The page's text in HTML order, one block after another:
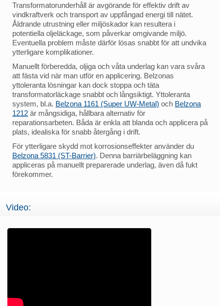
Transformatorunderhåll är avgörande för effektiv drift av
vindkraftverk och transport av uppfångad energi till nätet.
Åldrande utrustning eller miljöskador kan resultera i
potentiella oljeläckage, som påverkar omgivande miljö.
Eventuella problem måste därför lösas snabbt för att undvika
ytterligare komplikationer.
Manuellt förberedda, oljiga och våta underlag kan vara svåra
att fästa vid när man utför en applicering. Belzonas
yttoleranta lösningar kan dock stoppa och täta
transformatorläckage snabbt och långsiktigt. Yttoleranta
system, bl.a. Belzona 1161 (Super UW-Metal) och Belzona
1212 är mångsidiga, hållbara alternativ för
reparationsarbeten. Båda är enkla att blanda och applicera på
plats, idealiska för snabb återgång i drift.
För ytterligare skydd mot korrosionseffekter använder du
Belzona 5831 (ST-Barrier). Denna barriärbeläggning kan
appliceras på manuellt preparerade underlag, även då fukt
förekommer.
Video: